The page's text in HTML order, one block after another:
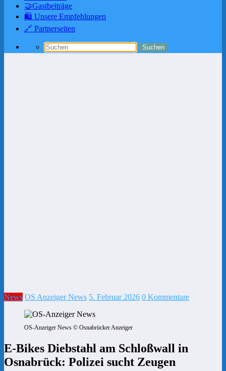
🤝Gastbeiträge
🛍️ Unsere Empfehlungen
🔗 Partnerseiten
News OS Anzeiger News 5. Februar 2026 0 Kommentare
OS-Anzeiger News © Osnabrücker Anzeiger
E-Bikes Diebstahl am Schloßwall in
Osnabrück: Polizei sucht Zeugen